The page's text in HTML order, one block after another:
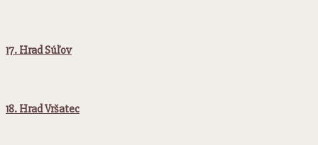
17. Hrad Súľov
18. Hrad Vršatec